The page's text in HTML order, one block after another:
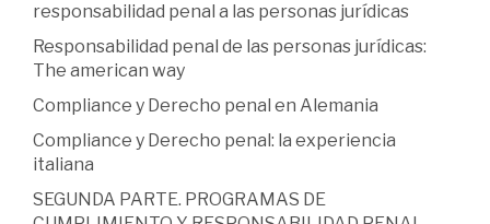
responsabilidad penal a las personas jurídicas
Responsabilidad penal de las personas jurídicas:
The american way
Compliance y Derecho penal en Alemania
Compliance y Derecho penal: la experiencia
italiana
SEGUNDA PARTE. PROGRAMAS DE